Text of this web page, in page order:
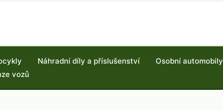
Náhradní díly a příslušenství Osobní automobily
vozů